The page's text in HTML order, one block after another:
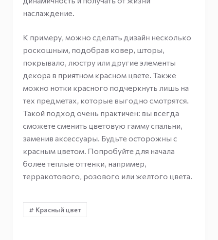
наслаждение.
К примеру, можно сделать дизайн несколько
роскошным, подобрав ковер, шторы,
покрывало, люстру или другие элементы
декора в приятном красном цвете. Также
можно нотки красного подчеркнуть лишь на
тех предметах, которые выгодно смотрятся.
Такой подход очень практичен: вы всегда
сможете сменить цветовую гамму спальни,
заменив аксессуары. Будьте осторожны с
красным цветом. Попробуйте для начала
более теплые оттенки, например,
терракотового, розового или желтого цвета.
# Красный цвет